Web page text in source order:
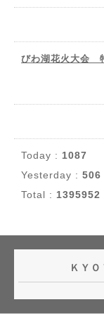
びわ湖花火大会
Today : 1087
Yesterday : 506
Total : 1395952
ＫＹ